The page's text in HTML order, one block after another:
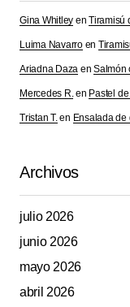
Gina Whitley enTiramisú
Luima Navarroen
Ariadna Daza enSalmón
Mercedes R.en Pastel
Tristan T.en Ensalada
Archivos
julio 2026
junio 2026
mayo 2026
abril 2026